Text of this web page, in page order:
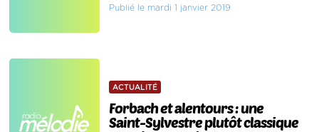
Publié le mardi 1 janvier 2019
ACTUALITÉ
Forbach et alentours : une
Saint-Sylvestre plutôt classique